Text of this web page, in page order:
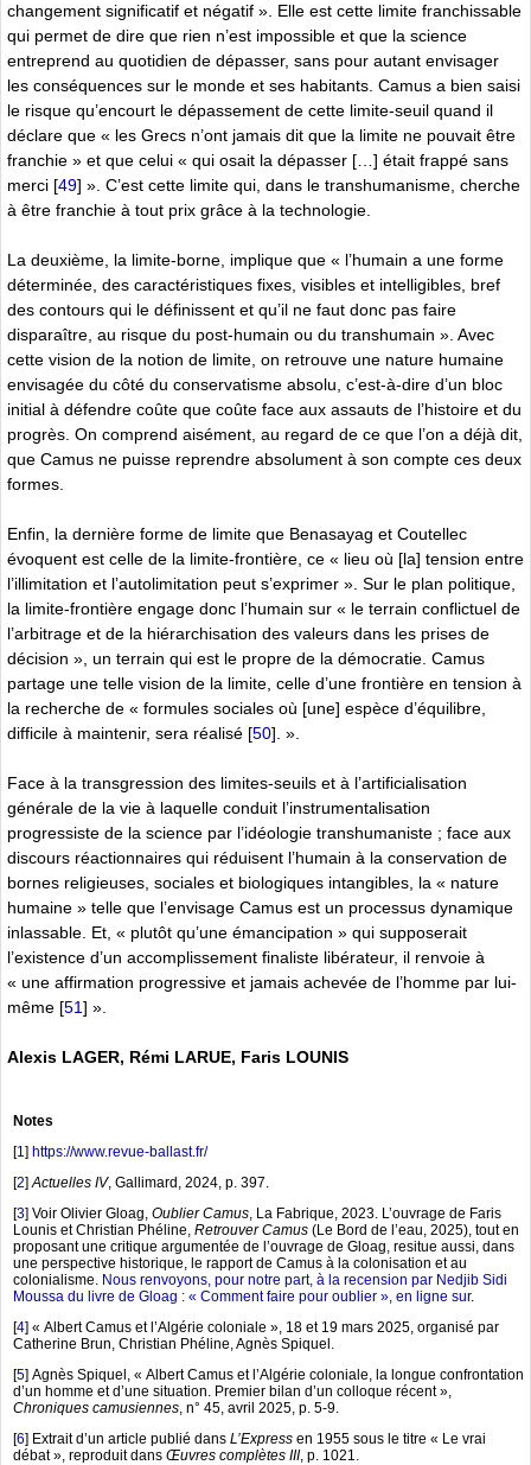
changement significatif et négatif ». Elle est cette limite franchissable
qui permet de dire que rien n’est impossible et que la science
entreprend au quotidien de dépasser, sans pour autant envisager
les conséquences sur le monde et ses habitants. Camus a bien saisi
le risque qu’encourt le dépassement de cette limite-seuil quand il
déclare que « les Grecs n’ont jamais dit que la limite ne pouvait être
franchie » et que celui « qui osait la dépasser […] était frappé sans
merci [49] ». C’est cette limite qui, dans le transhumanisme, cherche
à être franchie à tout prix grâce à la technologie.
La deuxième, la limite-borne, implique que « l’humain a une forme
déterminée, des caractéristiques fixes, visibles et intelligibles, bref
des contours qui le définissent et qu’il ne faut donc pas faire
disparaître, au risque du post-humain ou du transhumain ». Avec
cette vision de la notion de limite, on retrouve une nature humaine
envisagée du côté du conservatisme absolu, c’est-à-dire d’un bloc
initial à défendre coûte que coûte face aux assauts de l’histoire et du
progrès. On comprend aisément, au regard de ce que l’on a déjà dit,
que Camus ne puisse reprendre absolument à son compte ces deux
formes.
Enfin, la dernière forme de limite que Benasayag et Coutellec
évoquent est celle de la limite-frontière, ce « lieu où [la] tension entre
l’illimitation et l’autolimitation peut s’exprimer ». Sur le plan politique,
la limite-frontière engage donc l’humain sur « le terrain conflictuel de
l’arbitrage et de la hiérarchisation des valeurs dans les prises de
décision », un terrain qui est le propre de la démocratie. Camus
partage une telle vision de la limite, celle d’une frontière en tension à
la recherche de « formules sociales où [une] espèce d’équilibre,
difficile à maintenir, sera réalisé [50]. ».
Face à la transgression des limites-seuils et à l’artificialisation
générale de la vie à laquelle conduit l’instrumentalisation
progressiste de la science par l’idéologie transhumaniste ; face aux
discours réactionnaires qui réduisent l’humain à la conservation de
bornes religieuses, sociales et biologiques intangibles, la « nature
humaine » telle que l’envisage Camus est un processus dynamique
inlassable. Et, « plutôt qu’une émancipation » qui supposerait
l’existence d’un accomplissement finaliste libérateur, il renvoie à
« une affirmation progressive et jamais achevée de l’homme par lui-
même [51] ».
Alexis LAGER, Rémi LARUE, Faris LOUNIS
Notes
[1 ] https://www.revue-ballast.fr/
[2] Actuelles IV, Gallimard, 2024, p. 397.
[3] Voir Olivier Gloag, Oublier Camus , La Fabrique, 2023. L’ouvrage de Faris
Lounis et Christian Phéline, Retrouver Camus (Le Bord de l’eau, 2025), tout en
proposant une critique argumentée de l’ouvrage de Gloag, resitue aussi, dans
une perspective historique, le rapport de Camus à la colonisation et au
colonialisme. Nous renvoyons, pour notre part, à la recension par Nedjib Sidi
Moussa du livre de Gloag : « Comment faire pour oublier », en ligne sur.
[4] « Albert Camus et l’Algérie coloniale », 18 et 19 mars 2025, organisé par
Catherine Brun, Christian Phéline, Agnès Spiquel.
[5] Agnès Spiquel, « Albert Camus et l’Algérie coloniale, la longue confrontation
d’un homme et d’une situation. Premier bilan d’un colloque récent »,
Chroniques camusiennes , n° 45, avril 2025, p. 5-9.
[6] Extrait d’un article publié dans L’Express en 1955 sous le titre « Le vrai
débat », reproduit dans Œuvres complètes III, p. 1021.